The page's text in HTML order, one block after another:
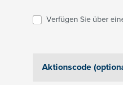
Verfügen Sie über